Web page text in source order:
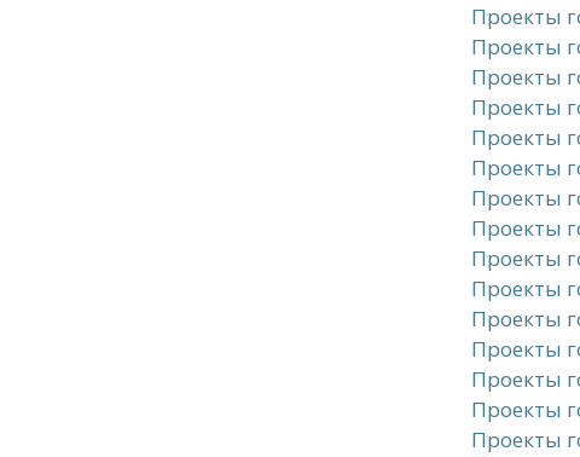
Проекты
Проекты
Проекты
Проекты
Проекты
Проекты
Проекты
Проекты
Проекты
Проекты
Проекты
Проекты
Проекты
Проекты
Проекты